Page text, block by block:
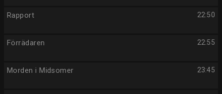
22:50
Rapport
22:55
Förrädaren
23:45
Morden i Midsomer